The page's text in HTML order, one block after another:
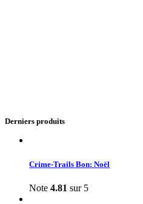
Derniers produits
Crime-Trails Bon: Noël
Note 4.81 sur 5